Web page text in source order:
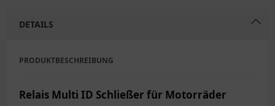
DETAILS
PRODUKTBESCHREIBUNG
Relais Multi ID Schließer für Motorräder